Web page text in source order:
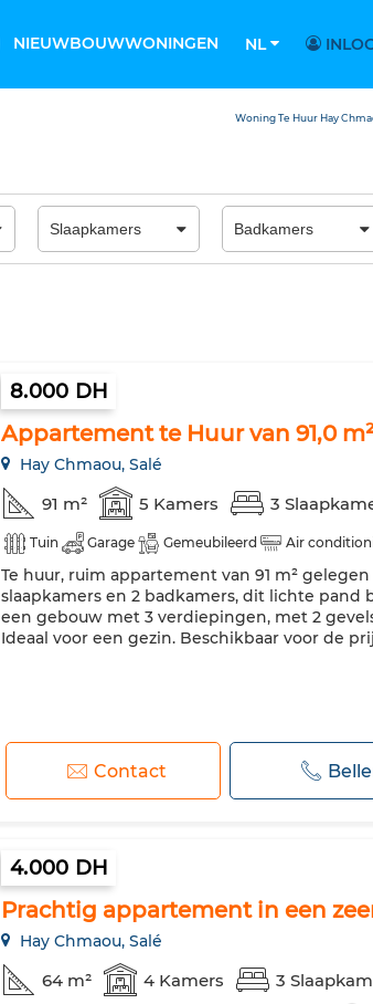
NIEUWBOUWWONINGEN NL
Woning Te Huur Hay
8.000 DH
Appartement te Huur van 91,0
Hay Chmaou, Salé
91 m² 5 Kamers 3
Tuin Garage Gemeubileerd Air
Te huur, ruim appartement van 91 m²
slaapkamers en 2 badkamers, dit lichte pand
een gebouw met 3 verdiepingen, met 2
Ideaal voor een gezin. Beschikbaar voor de
Contact
4.000 DH
Prachtig appartement in een
Hay Chmaou, Salé
64 m² 4 Kamers 3